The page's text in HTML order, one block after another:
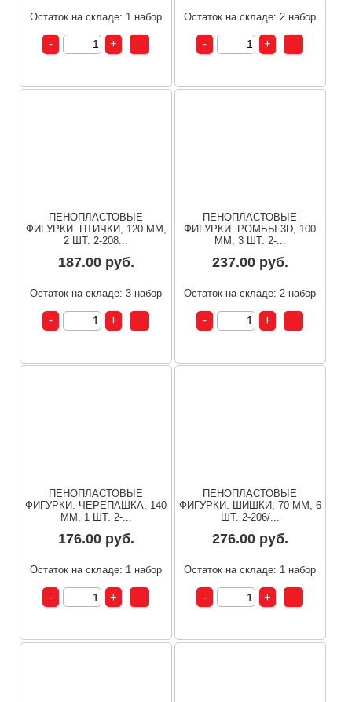
Остаток на складе: 1 набор Остаток на складе: 2 набор
ПЕНОПЛАСТОВЫЕ
ФИГУРКИ. ПТИЧКИ, 120 ММ,
2 ШТ. 2-208...
187.00 руб.
Остаток на складе: 3 набор
ПЕНОПЛАСТОВЫЕ
ФИГУРКИ. РОМБЫ 3D, 100
ММ, 3 ШТ. 2-...
237.00 руб.
Остаток на складе: 2 набор
ПЕНОПЛАСТОВЫЕ
ФИГУРКИ. ЧЕРЕПАШКА, 140
ММ, 1 ШТ. 2-...
176.00 руб.
Остаток на складе: 1 набор
ПЕНОПЛАСТОВЫЕ
ФИГУРКИ. ШИШКИ, 70 ММ, 6
ШТ. 2-206/...
276.00 руб.
Остаток на складе: 1 набор